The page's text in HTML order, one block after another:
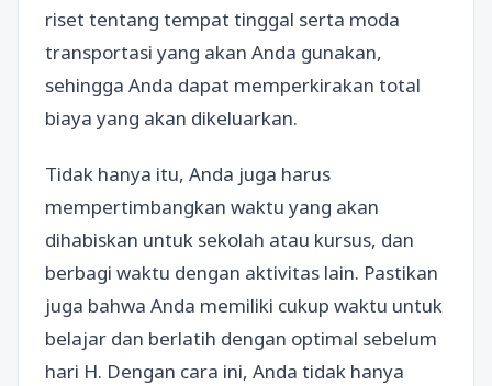
riset tentang tempat tinggal serta moda
transportasi yang akan Anda gunakan,
sehingga Anda dapat memperkirakan total
biaya yang akan dikeluarkan.
Tidak hanya itu, Anda juga harus
mempertimbangkan waktu yang akan
dihabiskan untuk sekolah atau kursus, dan
berbagi waktu dengan aktivitas lain. Pastikan
juga bahwa Anda memiliki cukup waktu untuk
belajar dan berlatih dengan optimal sebelum
hari H. Dengan cara ini, Anda tidak hanya